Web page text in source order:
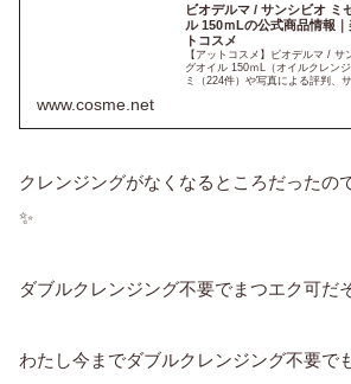
ビオデルマ / サンシビオ ミ
ル 150ｍLの公式商品情報
トコスメ
【アットコスメ】ビオデルマ /
グオイル 150ｍL（オイルクレン
ミ（224件）や写真による評判、
www.cosme.net
クレンジングがなくなるところだったの
✨
ダブルクレンジング不要でまつエク可だ
わたし今までダブルクレンジング不要で